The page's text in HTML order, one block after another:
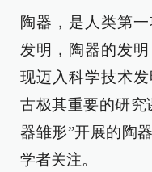
陶器，是人类第
发明，陶器的发
现迈入科学技术
古极其重要的研究
器雏形”开展的陶
学者关注。